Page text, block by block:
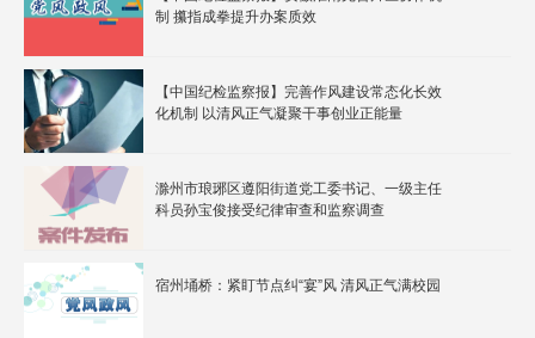
制 攥指成拳提升办案质效
【中国纪检监察报】完善作风建设常态化长效
化机制 以清风正气凝聚干事创业正能量
滁州市琅琊区遵阳街道党工委书记、一级主任
科员孙宝俊接受纪律审查和监察调查
宿州埇桥：紧盯节点纠“宴”风 清风正气满校园